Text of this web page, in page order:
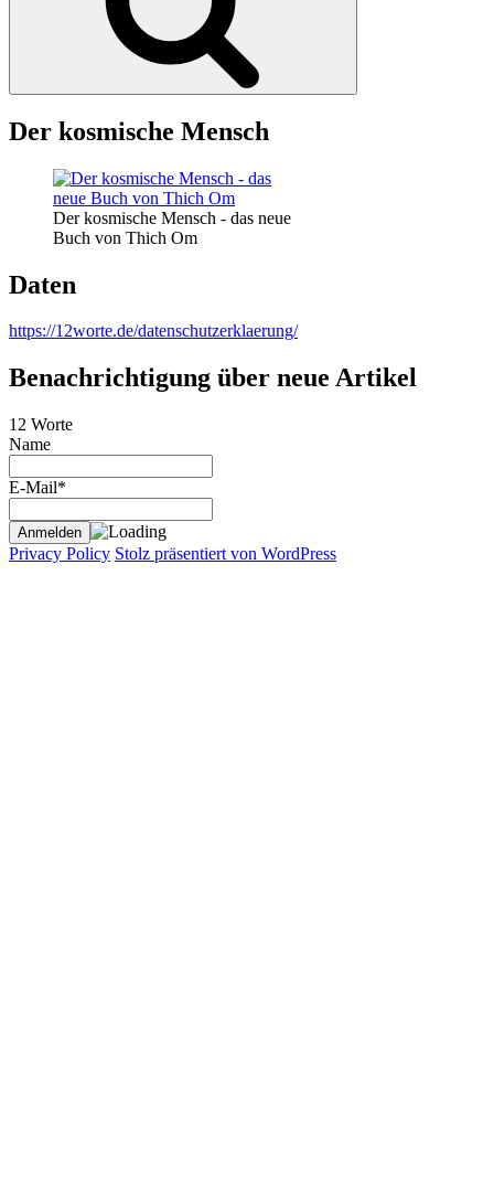
Der kosmische Mensch
Der kosmische Mensch - das neue
Buch von Thich Om
Daten
https://12worte.de/datenschutzerklaerung/
Benachrichtigung über neue Artikel
12 Worte
Name
E-Mail*
Privacy Policy Stolz präsentiert von WordPress